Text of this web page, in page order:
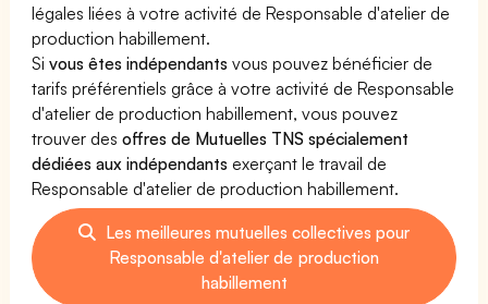
légales liées à votre activité de Responsable d'atelier de
production habillement.
Sivous êtes indépendants vous pouvez bénéficier de
tarifs préférentiels grâce à votre activité de Responsable
d'atelier de production habillement, vous pouvez
trouver desoffres de Mutuelles TNS spécialement
dédiées aux indépendants exerçant le travail de
Responsable d'atelier de production habillement.
Les meilleures mutuelles collectives pour
Responsable d'atelier de production
habillement